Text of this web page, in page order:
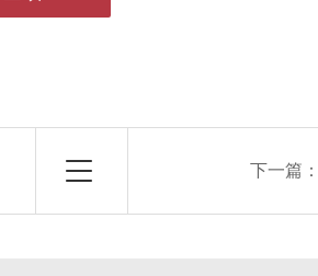
下一篇：